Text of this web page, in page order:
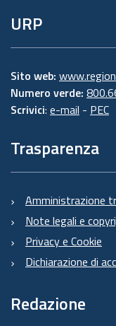
URP
Sito web:
Numero verde:
Scrivici: e-mail - PEC
Trasparenza
Amministrazione
Note legali e
Privacy e Cookie
Dichiarazione di
Redazione